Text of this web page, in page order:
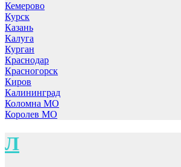
Кемерово
Курск
Казань
Калуга
Курган
Краснодар
Красногорск
Киров
Калининград
Коломна МО
Королев МО
Л